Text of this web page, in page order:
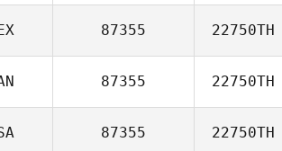
87355 22750TH
87355 22750TH
87355 22750TH